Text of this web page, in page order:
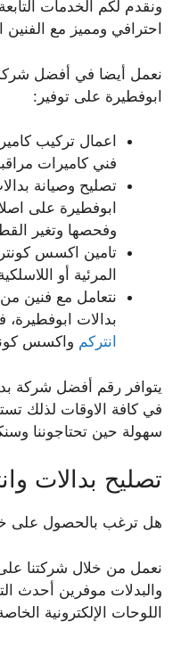
ونقدم لكم الخدمات
احترافي ومميز مع
نعمل أيضا في أفضل
ابوفطيرة على توفير:
اعمال تركيب
فني كاميرات
تصليح وصيانة
ابوفطيرة على
وفحصها وتغير
تامين اكسس
المرئية أو
نتعامل مع فنين
بدالات ابوفطيرة،
انتركم واكسس
يتوافر رقم أفضل شركة
في كافة الاوقات لذلك
سهولة حين تحتاجوننا
تصليح بدالات
هل ترغب بالحصول على
نعمل من خلال شركتنا على
والبدلات موفرين أحدث
اللوحات الإلكترونية